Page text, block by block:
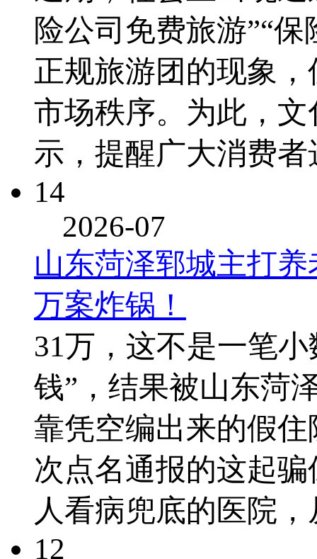
险公司免费旅游”“
正规旅游团的现象
市场秩序。为此，
示，提醒广大消费
14
2026-07
山东菏泽郓城主打
万案炸锅！
31万，这不是一笔
钱”，结果被山东菏
靠凭空编出来的假
次点名通报的这起
人看病兜底的医院
12